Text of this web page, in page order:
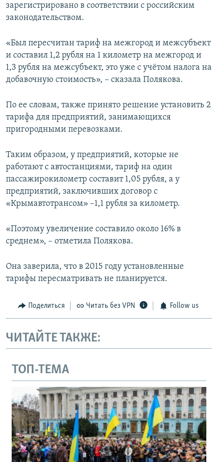
зарегистрировано в соответствии с российским
законодательством.
«Был пересчитан тариф на межгород и межсубъект
и составил 1,2 рубля на 1 километр на межгород и
1,3 рубля на межсубъект, это уже с учётом налога на
добавочную стоимость», – сказала Полякова.
По ее словам, также принято решение установить 2
тарифа для предприятий, занимающихся
пригородными перевозками.
Таким образом, у предприятий, которые не
работают с автостанциями, тариф на один
пассажирокилометр составит 1,05 рубля, а у
предприятий, заключивших договор с
«Крымавтотрансом» –1,1 рубля за километр.
«Поэтому увеличение составило около 16% в
среднем», – отметила Полякова.
Она заверила, что в 2015 году установленные
тарифы пересматривать не планируется.
Поделиться Читать без VPN Follow us
ЧИТАЙТЕ ТАКЖЕ:
ТОП-ТЕМА